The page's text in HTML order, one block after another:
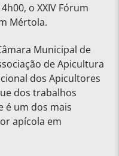
o XXIV Fórum
Mértola.
Municipal de
de Apicultura
dos Apicultores
dos trabalhos
é um dos mais
apícola em